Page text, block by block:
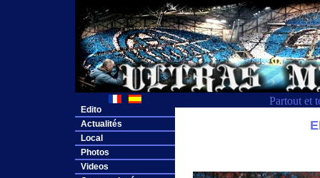
Partout et
Edito
Actualités
Local
Photos
Videos